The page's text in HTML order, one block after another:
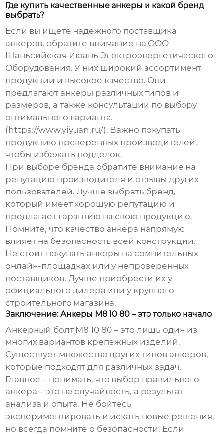
Где купить качественные анкеры и какой бренд
выбрать?
Если вы ищете надежного поставщика
анкеров, обратите внимание на ООО
Шаньсийская Июань Электроэнергетического
Оборудования. У них широкий ассортимент
продукции и высокое качество. Они
предлагают анкеры различных типов и
размеров, а также консультации по выбору
оптимального варианта.
(https://www.yiyuan.ru/). Важно покупать
продукцию проверенных производителей,
чтобы избежать подделок.
При выборе бренда обратите внимание на
репутацию производителя и отзывы других
пользователей. Лучше выбрать бренд,
который имеет хорошую репутацию и
предлагает гарантию на свою продукцию.
Помните, что качество анкера напрямую
влияет на безопасность всей конструкции.
Не стоит покупать анкеры на сомнительных
онлайн-площадках или у непроверенных
поставщиков. Лучше приобрести их у
официального дилера или у крупного
строительного магазина.
Заключение: Анкеры М8 10 80 – это только начало
Анкерный болт М8 10 80 – это лишь один из
многих вариантов крепежных изделий.
Существует множество других типов анкеров,
которые подходят для различных задач.
Главное – понимать, что выбор правильного
анкера – это не случайность, а результат
анализа и опыта. Не бойтесь
экспериментировать и искать новые решения,
но всегда помните о безопасности. Если